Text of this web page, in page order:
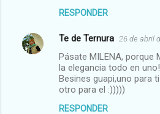
RESPONDER
Te de Ternura 26 de abril
Pásate MILENA, porque
la elegancia todo en
Besines guapi,uno para
otro para el :)))))
RESPONDER